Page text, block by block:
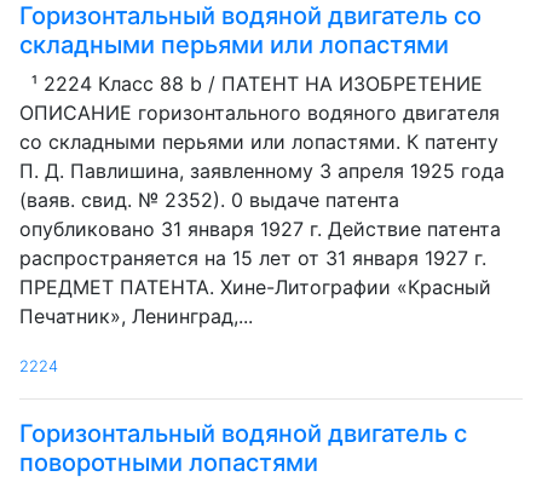
Горизонтальный водяной двигатель со
складными перьями или лопастями
¹ 2224 Класс 88 b / ПАТЕНТ НА ИЗОБРЕТЕНИЕ
ОПИСАНИЕ горизонтального водяного двигателя
со складными перьями или лопастями. К патенту
П. Д. Павлишина, заявленному 3 апреля 1925 года
(ваяв. свид. № 2352). 0 выдаче патента
опубликовано 31 января 1927 г. Действие патента
распространяется на 15 лет от 31 января 1927 г.
ПРЕДМЕТ ПАТЕНТА. Хине-Литографии «Красный
Печатник», Ленинград,...
2224
Горизонтальный водяной двигатель с
поворотными лопастями